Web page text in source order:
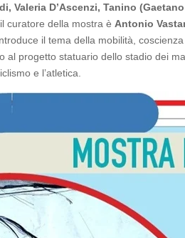
Valeria D’Ascenzi, Tanino
il curatore della mostra è Antonio
il tema della mobilità,
progetto statuario dello stadio dei
e l’atletica.